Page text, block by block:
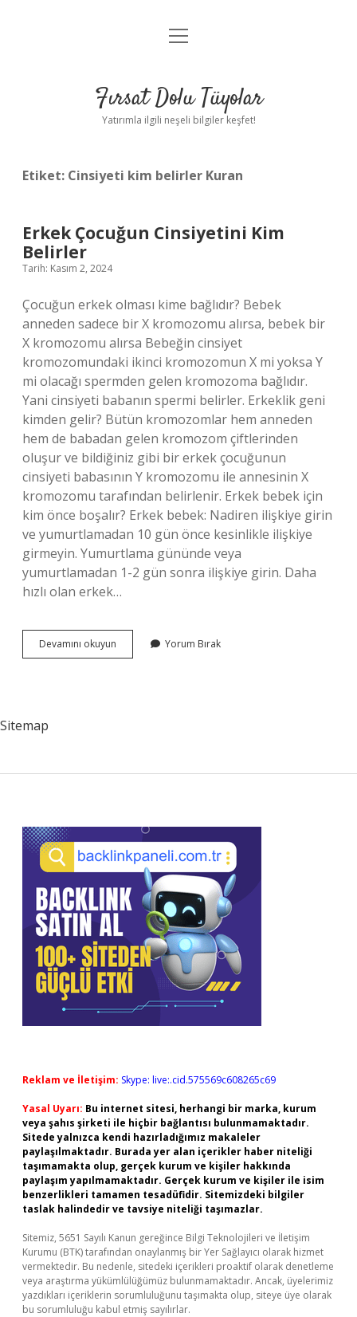
Gizlilik Politikası
Yasal Uyarı
menüyü
Fırsat Dolu Tüyolar
Yatırımla ilgili neşeli bilgiler keşfet!
Etiket: Cinsiyeti kim belirler Kuran
Erkek Çocuğun Cinsiyetini Kim
Belirler
Tarih: Kasım 2, 2024
Çocuğun erkek olması kime bağlıdır? Bebek
anneden sadece bir X kromozomu alırsa, bebek bir
X kromozomu alırsa Bebeğin cinsiyet
kromozomundaki ikinci kromozomun X mi yoksa Y
mi olacağı spermden gelen kromozoma bağlıdır.
Yani cinsiyeti babanın spermi belirler. Erkeklik geni
kimden gelir? Bütün kromozomlar hem anneden
hem de babadan gelen kromozom çiftlerinden
oluşur ve bildiğiniz gibi bir erkek çocuğunun
cinsiyeti babasının Y kromozomu ile annesinin X
kromozomu tarafından belirlenir. Erkek bebek için
kim önce boşalır? Erkek bebek: Nadiren ilişkiye girin
ve yumurtlamadan 10 gün önce kesinlikle ilişkiye
girmeyin. Yumurtlama gününde veya
yumurtlamadan 1-2 gün sonra ilişkiye girin. Daha
hızlı olan erkek…
Devamını okuyun
Çocuğun
Yorum Bırak
Sitemap
Sidebar
Reklam ve İletişim: Skype: live:.cid.575569c608265c69
Yasal Uyarı: Bu internet sitesi, herhangi bir marka, kurum
veya şahıs şirketi ile hiçbir bağlantısı bulunmamaktadır.
Sitede yalnızca kendi hazırladığımız makaleler
paylaşılmaktadır. Burada yer alan içerikler haber niteliği
taşımamakta olup, gerçek kurum ve kişiler hakkında
paylaşım yapılmamaktadır. Gerçek kurum ve kişiler ile isim
benzerlikleri tamamen tesadüfidir. Sitemizdeki bilgiler
taslak halindedir ve tavsiye niteliği taşımazlar.
Sitemiz, 5651 Sayılı Kanun gereğince Bilgi Teknolojileri ve İletişim
Kurumu (BTK) tarafından onaylanmış bir Yer Sağlayıcı olarak hizmet
vermektedir. Bu nedenle, sitedeki içerikleri proaktif olarak denetleme
veya araştırma yükümlülüğümüz bulunmamaktadır. Ancak, üyelerimiz
yazdıkları içeriklerin sorumluluğunu taşımakta olup, siteye üye olarak
bu sorumluluğu kabul etmiş sayılırlar.